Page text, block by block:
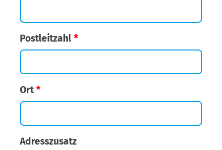
Postleitzahl *
Ort*
Adresszusatz